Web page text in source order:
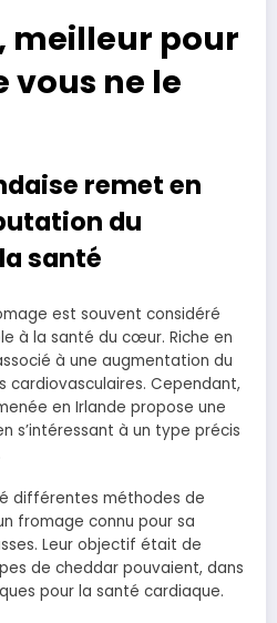
meilleur pour
ne le
remet en
du
santé
est souvent considéré
à la santé du cœur. Riche en
à une augmentation du
cardiovasculaires. Cependant,
en Irlande propose une
s’intéressant à un type précis
différentes méthodes de
fromage connu pour sa
Leur objectif était de
de cheddar pouvaient, dans
pour la santé cardiaque.